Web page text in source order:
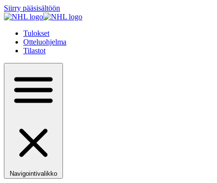
Siirry pääsisältöön
Tulokset
Otteluohjelma
Tilastot
Navigointivalikko